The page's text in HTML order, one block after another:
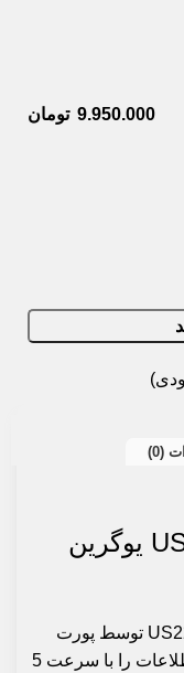
تومان
(0)
باکس هارد 3.5 اینچ USB 3.0 یوگرین
هارد 3.5 اینچ USB 3.0 یوگرین US222 توسط پورت
USB3.0 به سیستم متصل می شود و اطلاعات را با سرعت 5